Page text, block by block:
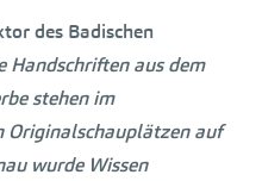
des Badischen
Handschriften aus dem
stehen im
Originalschauplätzen auf
wurde Wissen